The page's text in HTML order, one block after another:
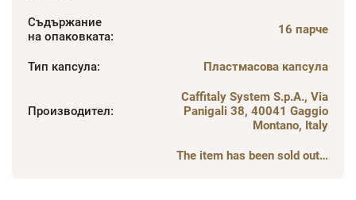
Съдържание
на опаковката: 16 парче
Тип капсула: Пластмасова капсула
Производител:
Caffitaly System S.p.A., Via
Panigali 38, 40041 Gaggio
Montano, Italy
The item has been sold out…